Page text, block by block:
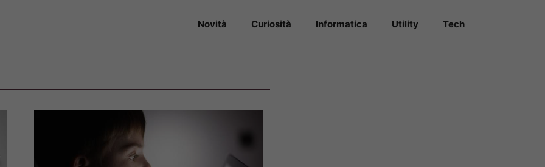
Novità Curiosità Informatica Utility Tech